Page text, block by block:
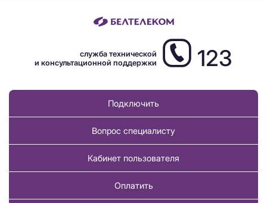
служба технической
и консультационной поддержки
123
Подключить
Вопрос специалисту
Кабинет пользователя
Оплатить